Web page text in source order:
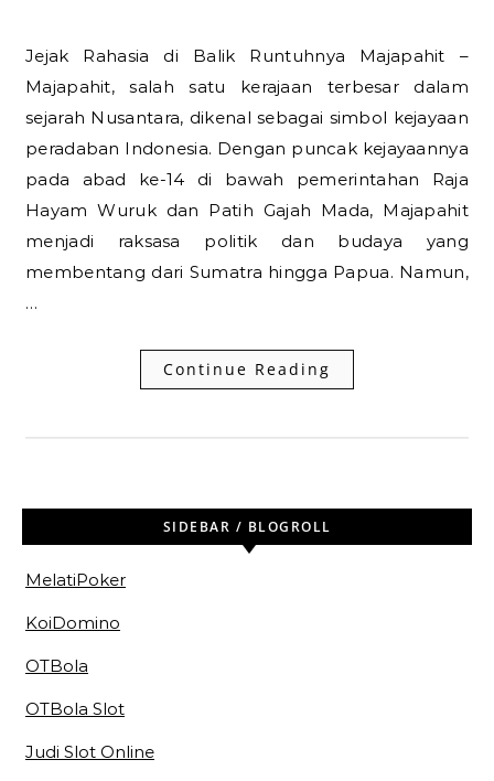
Jejak Rahasia di Balik Runtuhnya Majapahit –
Majapahit, salah satu kerajaan terbesar dalam
sejarah Nusantara, dikenal sebagai simbol kejayaan
peradaban Indonesia. Dengan puncak kejayaannya
pada abad ke-14 di bawah pemerintahan Raja
Hayam Wuruk dan Patih Gajah Mada, Majapahit
menjadi raksasa politik dan budaya yang
membentang dari Sumatra hingga Papua. Namun,
…
Continue Reading
SIDEBAR / BLOGROLL
MelatiPoker
KoiDomino
OTBola
OTBola Slot
Judi Slot Online